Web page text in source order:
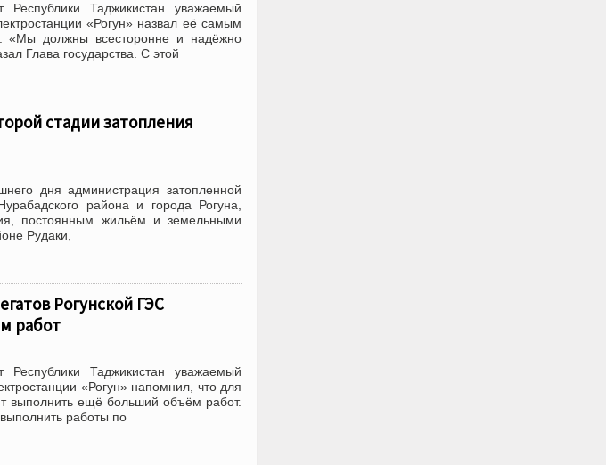
Таджикистан уважаемый
«Рогун» назвал её самым
«Мы должны всесторонне и надёжно
Глава государства. С этой
стадии затопления
дня администрация затопленной
района и города Рогуна,
постоянным жильём и земельными
Рудаки,
Рогунской ГЭС
работ
Таджикистан уважаемый
«Рогун» напомнил, что для
выполнить ещё больший объём работ.
работы по